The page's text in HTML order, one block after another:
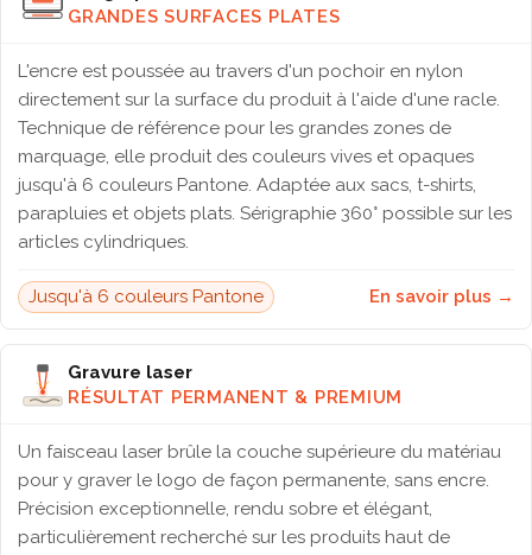
GRANDES SURFACES PLATES
L'encre est poussée au travers d'un pochoir en nylon
directement sur la surface du produit à l'aide d'une racle.
Technique de référence pour les grandes zones de
marquage, elle produit des couleurs vives et opaques
jusqu'à 6 couleurs Pantone. Adaptée aux sacs, t-shirts,
parapluies et objets plats. Sérigraphie 360° possible sur les
articles cylindriques.
Jusqu'à 6 couleurs Pantone En savoir plus →
Gravure laser
RÉSULTAT PERMANENT & PREMIUM
Un faisceau laser brûle la couche supérieure du matériau
pour y graver le logo de façon permanente, sans encre.
Précision exceptionnelle, rendu sobre et élégant,
particulièrement recherché sur les produits haut de